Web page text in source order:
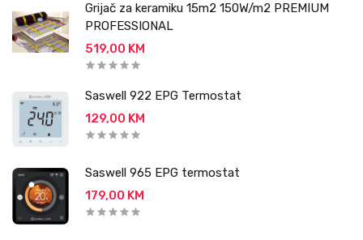
Grijač za keramiku 15m2 150W/m2 PREMIUM
PROFESSIONAL
519,00 KM
Saswell 922 EPG Termostat
129,00 KM
Saswell 965 EPG termostat
179,00 KM